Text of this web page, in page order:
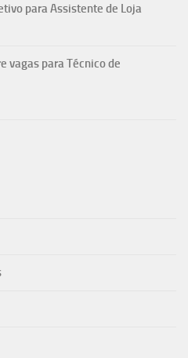
para Assistente de Loja
vagas para Técnico de